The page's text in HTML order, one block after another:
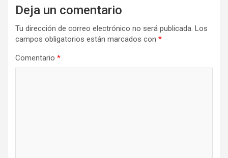
Deja un comentario
Tu dirección de correo electrónico no será publicada. Los
campos obligatorios están marcados con *
Comentario *